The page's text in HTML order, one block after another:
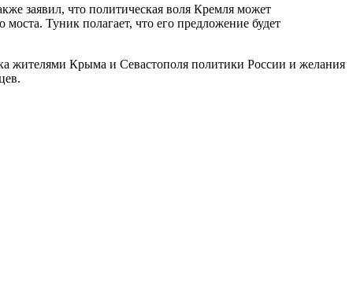
заявил, что политическая воля Кремля может
Туник полагает, что его предложение будет
жителями Крыма и Севастополя политики России и желания